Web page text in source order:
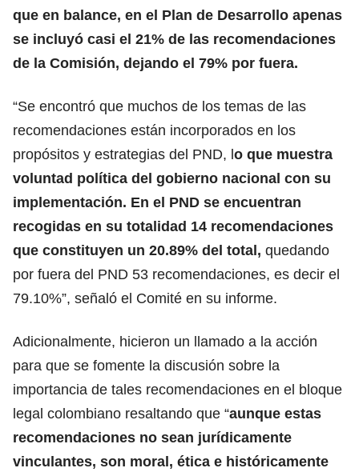
que en balance, en el Plan de Desarrollo apenas
se incluyó casi el 21% de las recomendaciones
de la Comisión, dejando el 79% por fuera.
“Se encontró que muchos de los temas de las
recomendaciones están incorporados en los
propósitos y estrategias del PND, lo que muestra
voluntad política del gobierno nacional con su
implementación. En el PND se encuentran
recogidas en su totalidad 14 recomendaciones
que constituyen un 20.89% del total, quedando
por fuera del PND 53 recomendaciones, es decir el
79.10%”, señaló el Comité en su informe.
Adicionalmente, hicieron un llamado a la acción
para que se fomente la discusión sobre la
importancia de tales recomendaciones en el bloque
legal colombiano resaltando que “aunque estas
recomendaciones no sean jurídicamente
vinculantes, son moral, ética e históricamente